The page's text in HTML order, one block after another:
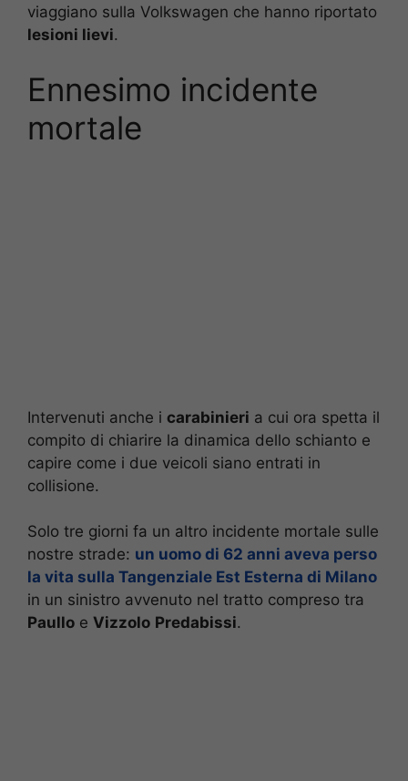
viaggiano sulla Volkswagen che hanno riportato
lesioni lievi.
Ennesimo incidente
mortale
Intervenuti anche i carabinieri a cui ora spetta il
compito di chiarire la dinamica dello schianto e
capire come i due veicoli siano entrati in
collisione.
Solo tre giorni fa un altro incidente mortale sulle
nostre strade: un uomo di 62 anni aveva perso
la vita sulla Tangenziale Est Esterna di Milano
in un sinistro avvenuto nel tratto compreso tra
Paullo e Vizzolo Predabissi.